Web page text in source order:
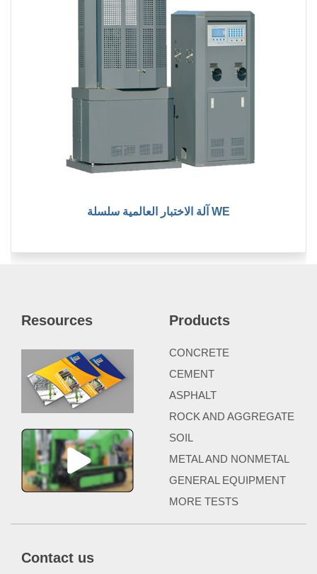
آلة الاختبار العالمية سلسلة WE
Resources Products
CONCRETE
CEMENT
ASPHALT
ROCK AND AGGREGATE
SOIL
METAL AND NONMETAL
GENERAL EQUIPMENT
MORE TESTS
Contact us